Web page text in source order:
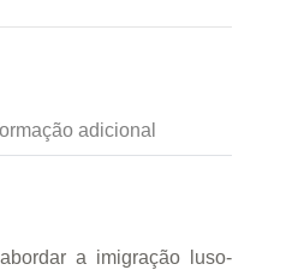
adicional
a imigração luso-